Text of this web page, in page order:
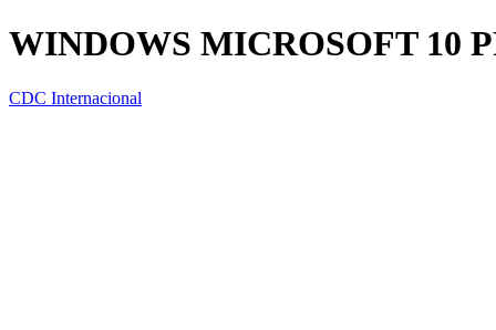
WINDOWS MICROSOFT 10
CDC Internacional